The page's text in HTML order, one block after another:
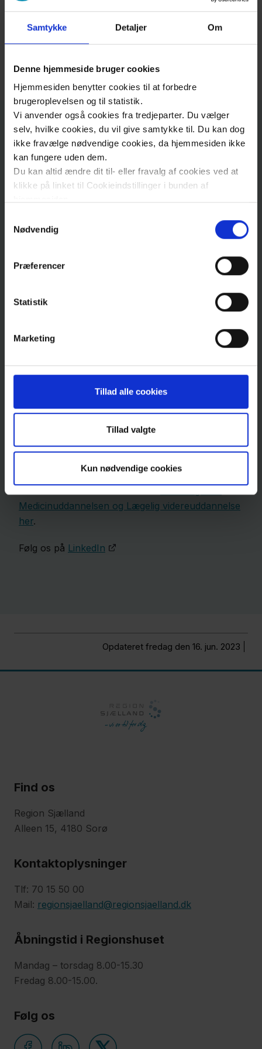
Samtykke Detaljer Om
Denne hjemmeside bruger cookies
Hjemmesiden benytter cookies til at forbedre
brugeroplevelsen og til statistik.
Vi anvender også cookies fra tredjeparter. Du vælger
selv, hvilke cookies, du vil give samtykke til. Du kan dog
ikke fravælge nødvendige cookies, da hjemmesiden ikke
kan fungere uden dem.
Du kan altid ændre dit til- eller fravalg af cookies ved at
klikke på linket til Cookieindstillinger i bunden af
Læs mere om brugen af cookies på vores hjemmeside
Læs mere om vores behandling af personoplysninger
her.
Nødvendig
Præferencer
Statistik
Marketing
Tillad alle cookies
Tillad valgte
Kun nødvendige cookies
Om
os
Kontakt
karrierevalg.
Medicinstuderende på Region Sjælland-sporet
Region Sjællands intranet.​
Kontakt
Adresse
Koncern HR
Alléen
laegeuddannelsen@regionh.dk
Øvrig information
Medicinuddannelsen og Lægelig videreuddannelse
her.
Følg os på LinkedIn​​​
Opdateret fredag den 16. jun. 2023
Find os
Region Sjælland
Alleen 15, 4180 Sorø
Kontaktoplysninger
Tlf: 70 15 50 00
Mail: regionsjaelland@regionsjaelland.dk
Åbningstid i Regionshuset
Mandag – torsdag 8.00-15.30
Fredag 8.00-15.00.
Følg os